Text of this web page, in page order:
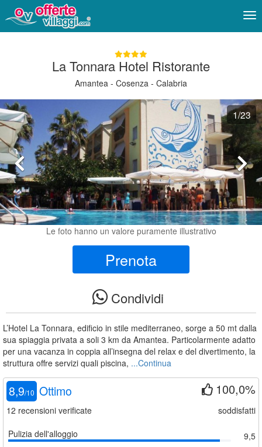
La Tonnara Hotel Ristorante
Amantea - Cosenza - Calabria
1/23
Le foto hanno un valore puramente illustrativo
Prenota
Condividi
L’Hotel La Tonnara, edificio in stile mediterraneo, sorge a 50 mt dalla
sua spiaggia privata a soli 3 km da Amantea. Particolarmente adatto
per una vacanza in coppia all’insegna del relax e del divertimento, la
struttura offre servizi quali piscina, ...Continua
8,9/10 Ottimo
12 recensioni verificate
100,0%
soddisfatti
Pulizia dell'alloggio
9,5